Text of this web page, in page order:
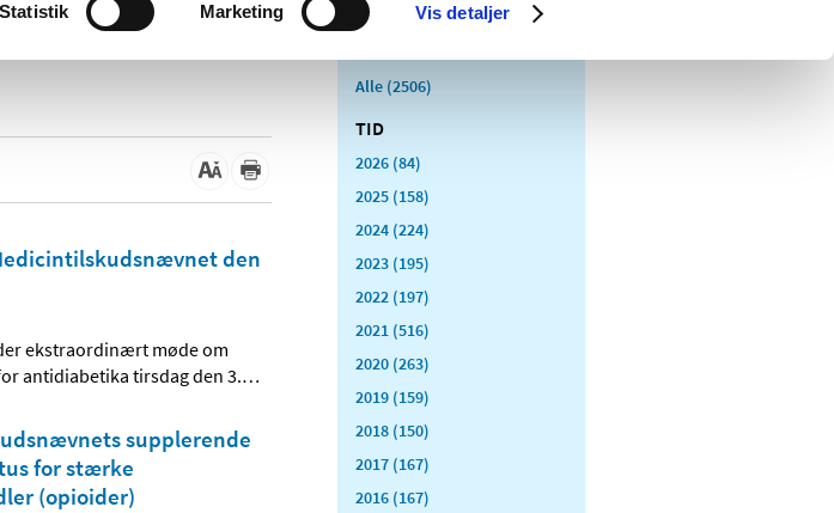
Statistik Marketing Vis detaljer
den
ekstraordinært møde om
antidiabetika tirsdag den 3.…
supplerende
for stærke
(opioider)
Alle (2506)
TID
2026 (84)
2025 (158)
2024 (224)
2023 (195)
2022 (197)
2021 (516)
2020 (263)
2019 (159)
2018 (150)
2017 (167)
2016 (167)